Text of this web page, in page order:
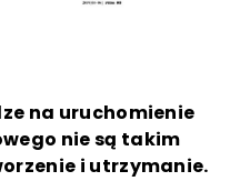
na uruchomienie
nie są takim
i utrzymanie.